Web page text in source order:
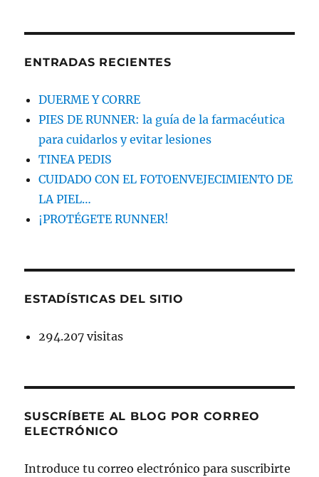
ENTRADAS RECIENTES
DUERME Y CORRE
PIES DE RUNNER: la guía de la farmacéutica
para cuidarlos y evitar lesiones
TINEA PEDIS
CUIDADO CON EL FOTOENVEJECIMIENTO DE
LA PIEL…
¡PROTÉGETE RUNNER!
ESTADÍSTICAS DEL SITIO
294.207 visitas
SUSCRÍBETE AL BLOG POR CORREO
ELECTRÓNICO
Introduce tu correo electrónico para suscribirte